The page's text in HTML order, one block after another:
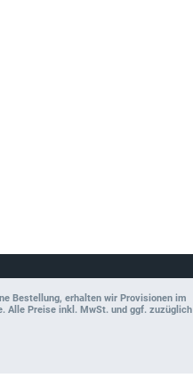
Bestellung, erhalten wir Provisionen im
Alle Preise inkl. MwSt. und ggf. zuzüglich